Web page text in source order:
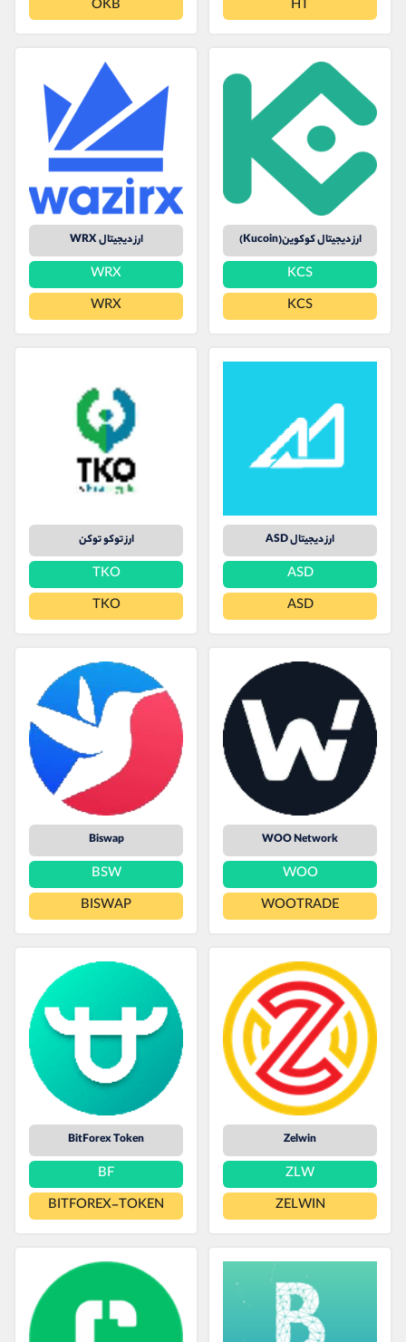
HT
OKB
ارز دیجیتال کوکوین(Kucoin)
KCS
KCS
ارز دیجیتال WRX
WRX
WRX
ارز دیجیتال ASD
ASD
ASD
ارز توکو توکن
TKO
TKO
WOO Network
WOO
WOOTRADE
Biswap
BSW
BISWAP
Zelwin
ZLW
ZELWIN
BitForex Token
BF
BITFOREX-TOKEN
@alirezamehrabi_official